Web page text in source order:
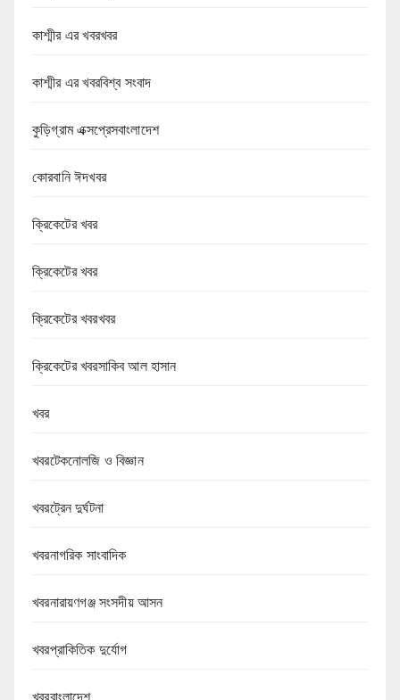
কাশ্মীর এর খবরখবর
কাশ্মীর এর খবরবিশ্ব সংবাদ
কুড়িগ্রাম এক্সপ্রেসবাংলাদেশ
কোরবানি ঈদখবর
ক্রিকেটের খবর
ক্রিকেটের খবর
ক্রিকেটের খবরখবর
ক্রিকেটের খবরসাকিব আল হাসান
খবর
খবরটেকনোলজি ও বিজ্ঞান
খবরট্রেন দুর্ঘটনা
খবরনাগরিক সাংবাদিক
খবরনারায়ণগঞ্জ সংসদীয় আসন
খবরপ্রাকিতিক দুর্যোগ
খবরবাংলাদেশ